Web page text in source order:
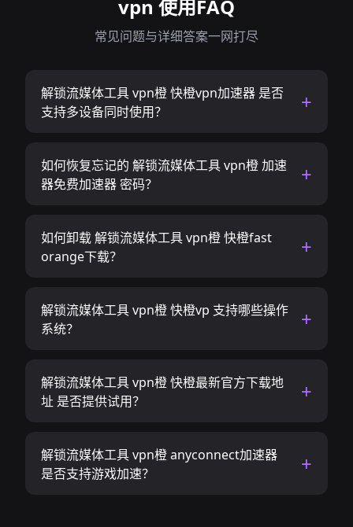
vpn 使用FAQ
常见问题与详细答案一网打尽
解锁流媒体工具 vpn橙 快橙vpn加速器 是否
支持多设备同时使用？
如何恢复忘记的 解锁流媒体工具 vpn橙 加速
器免费加速器 密码？
如何卸载 解锁流媒体工具 vpn橙 快橙fast
orange下载？
解锁流媒体工具 vpn橙 快橙vp 支持哪些操作
系统？
解锁流媒体工具 vpn橙 快橙最新官方下载地
址 是否提供试用？
解锁流媒体工具 vpn橙 anyconnect加速器
是否支持游戏加速？